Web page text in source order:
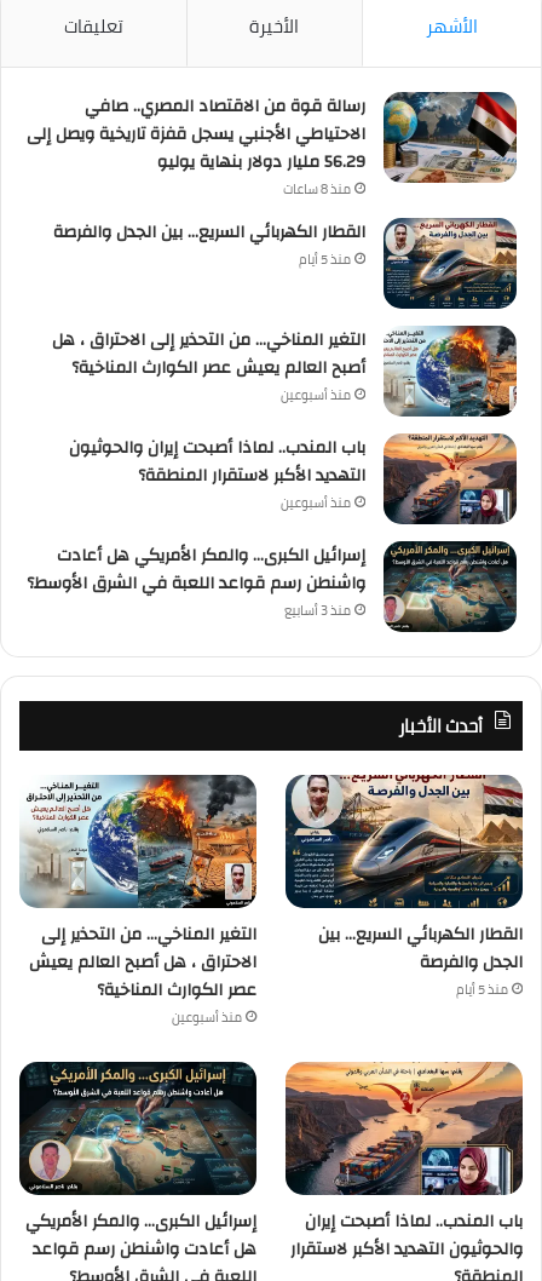
الأشهر الأخيرة تعليقات
رسالة قوة من الاقتصاد المصري.. صافي
الاحتياطي الأجنبي يسجل قفزة تاريخية ويصل إلى
56.29 مليار دولار بنهاية يوليو
منذ 8 ساعات
القطار الكهربائي السريع… بين الجدل والفرصة
منذ 5 أيام
التغير المناخي… من التحذير إلى الاحتراق ، هل
أصبح العالم يعيش عصر الكوارث المناخية؟
منذ أسبوعين
باب المندب.. لماذا أصبحت إيران والحوثيون
التهديد الأكبر لاستقرار المنطقة؟
منذ أسبوعين
إسرائيل الكبرى… والمكر الأمريكي هل أعادت
واشنطن رسم قواعد اللعبة في الشرق الأوسط؟
منذ 3 أسابيع
أحدث الأخبار
القطار الكهربائي السريع… بين
الجدل والفرصة
منذ 5 أيام
التغير المناخي… من التحذير إلى
الاحتراق ، هل أصبح العالم يعيش
عصر الكوارث المناخية؟
منذ أسبوعين
باب المندب.. لماذا أصبحت إيران
والحوثيون التهديد الأكبر لاستقرار
إسرائيل الكبرى… والمكر الأمريكي
هل أعادت واشنطن رسم قواعد